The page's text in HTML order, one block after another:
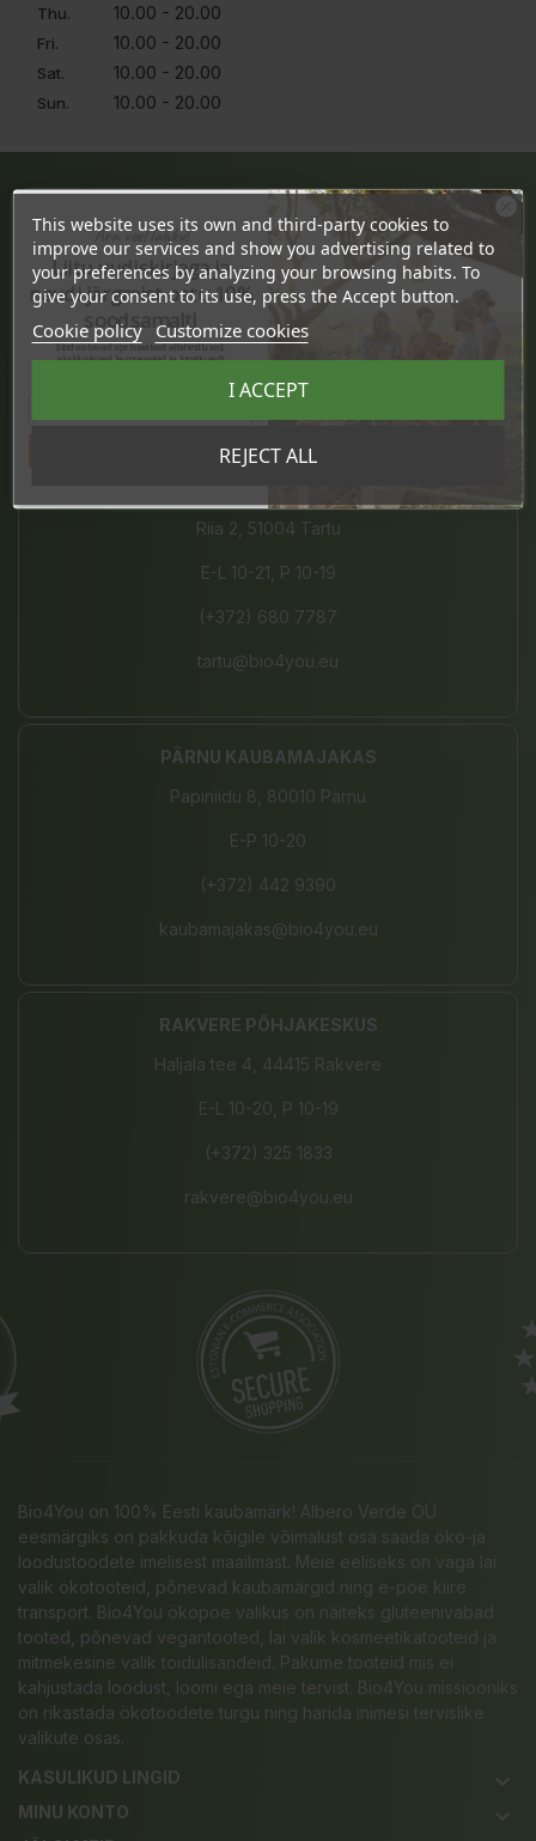
Thu. 10.00 - 20.00
Fri. 10.00 - 20.00
Sat. 10.00 - 20.00
Sun. 10.00 - 20.00
JÄRVE KESKUS
Pärnu mnt. 238, 11624 Tallinn
E-L 10-21, P 10-19
(+372) 677 8211
info@bio4you.eu
Riia 2, 51004 Tartu
E-L 10-21, P 10-19
(+372) 680 7787
tartu@bio4you.eu
PÄRNU KAUBAMAJAKAS
Papiniidu 8, 80010 Pärnu
E-P 10-20
(+372) 442 9390
kaubamajakas@bio4you.eu
RAKVERE PÕHJAKESKUS
Haljala tee 4, 44415 Rakvere
E-L 10-20, P 10-19
(+372) 325 1833
rakvere@bio4you.eu
Bio4You on 100% Eesti kaubamärk! Albero Verde OÜ
eesmärgiks on pakkuda kõigile võimalust osa saada öko-ja
loodustoodete imelisest maailmast. Meie eeliseks on väga lai
valik ökotooteid, põnevad kaubamärgid ning e-poe kiire
transport. Bio4You ökopoe valikus on näiteks gluteenivabad
tooted, põnevad vegantooted, lai valik kosmeetikatooteid ja
mitmekesine valik toidulisandeid. Pakume tooteid mis ei
kahjustada loodust, loomi ega meie tervist. Bio4You missiooniks
on rikastada ökotoodete turgu ning harida inimesi tervislike
valikute osas.
KASULIKUD LINGID
keyboard_arrow_down
MINU KONTO keyboard_arrow_down
This website uses its own and third-party cookies to
improve our services and show you advertising related to
your preferences by analyzing your browsing habits. To
give your consent to its use, press the Accept button.
Cookie policy Customize cookies
REJECT ALL
I ACCEPT
Ära veel lahku!
Liitu uudiskirjaga ja
naudi järgmist ostu 10%
soodsamalt!
Sind ootavad spetsiaalsed allahindlused,
eksklusiivsed kampaaniad ja kingitused!